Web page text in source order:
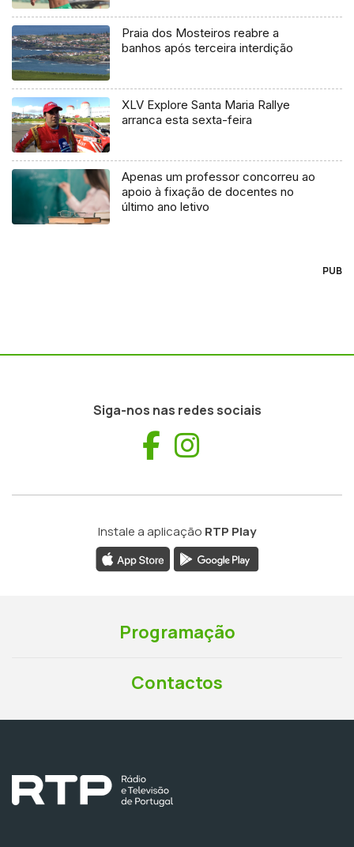
Praia dos Mosteiros reabre a
banhos após terceira interdição
XLV Explore Santa Maria Rallye
arranca esta sexta-feira
Apenas um professor concorreu ao
apoio à fixação de docentes no
último ano letivo
PUB
Siga-nos nas redes sociais
Facebook
Instale a aplicação RTP Play
Programação
Contactos